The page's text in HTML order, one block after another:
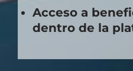
Acceso a
dentro de la